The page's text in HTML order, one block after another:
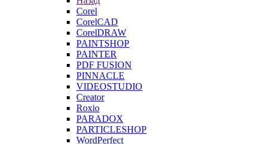
Corel
CorelCAD
CorelDRAW
PAINTSHOP
PAINTER
PDF FUSION
PINNACLE
VIDEOSTUDIO
Creator
Roxio
PARADOX
PARTICLESHOP
WordPerfect